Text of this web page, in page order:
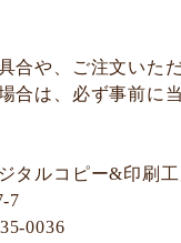
合や、ご注文いた
合は、必ず事前に
タルコピー&印刷工
7
0036